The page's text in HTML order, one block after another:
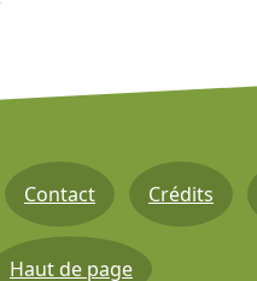
Contact Crédits
Haut de page